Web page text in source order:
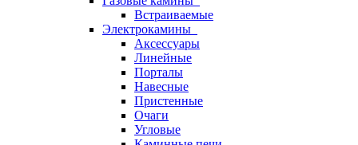
Встраиваемые
Электрокамины
Аксессуары
Линейные
Порталы
Навесные
Пристенные
Очаги
Угловые